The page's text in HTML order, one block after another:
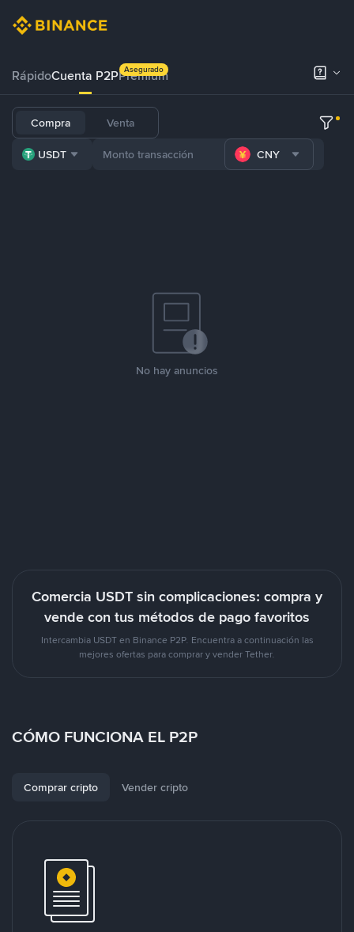
RápidoCuenta P2PPrémium
Asegurado
Compra Venta
USDT CNY
No hay anuncios
Comercia USDT sin complicaciones: compra y
vende con tus métodos de pago favoritos
Intercambia USDT en Binance P2P. Encuentra a continuación las
mejores ofertas para comprar y vender Tether.
CÓMO FUNCIONA EL P2P
Comprar cripto Vender cripto